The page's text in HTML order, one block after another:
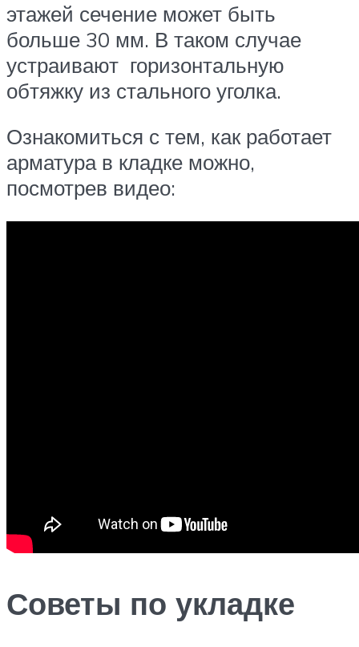
этажей сечение может быть
больше 30 мм. В таком случае
устраивают горизонтальную
обтяжку из стального уголка.
Ознакомиться с тем, как работает
арматура в кладке можно,
посмотрев видео:
Советы по укладке